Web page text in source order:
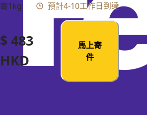
寄1kg 預計4-10工作日到達
$ 483
HKD
馬上寄
件